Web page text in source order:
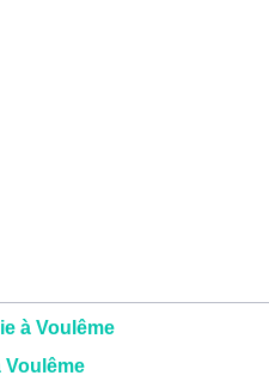
à Voulême
Voulême